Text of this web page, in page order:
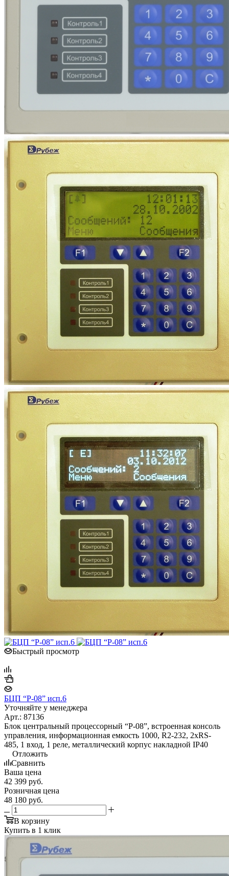
Быстрый просмотр
БЦП “Р-08” исп.6
Уточняйте у менеджера
Арт.: 87136
Блок центральный процессорный “Р-08”, встроенная консоль
управления, информационная емкость 1000, R2-232, 2xRS-
485, 1 вход, 1 реле, металлический корпус накладной IP40
Отложить
Сравнить
Ваша цена
42 399 руб.
Розничная цена
48 180 руб.
В корзину
Купить в 1 клик